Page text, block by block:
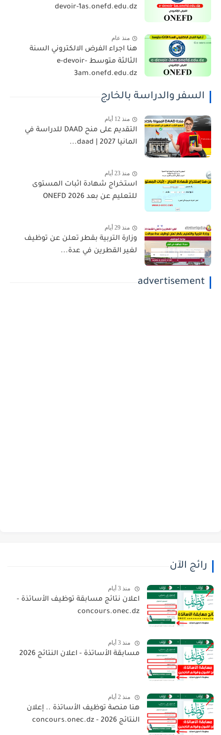
devoir-1as.onefd.edu.dz
منذ عام
هنا اجراء الفرض الالكتروني السنة
الثالثة متوسط e-devoir-
3am.onefd.edu.dz
السفر والدراسة بالخارج
منذ 12 أيام
التقديم على منح DAAD للدراسة في
المانيا 2027 | daad...
منذ 23 أيام
استخراج شهادة اثبات المستوى
للتعليم عن بعد 2026 ONEFD
منذ 29 أيام
وزارة التربية بقطر تعلن عن توظيف
لغير القطرين في عدة...
advertisement
رائج الآن
منذ 3 أيام
اعلان نتائج مسابقة توظيف الأساتذة -
concours.onec.dz
منذ 3 أيام
مسابقة الأساتذة - اعلان النتائج 2026
منذ 2 أيام
هنا منصة توظيف الأساتذة .. إعلان
النتائج 2026 - concours.onec.dz